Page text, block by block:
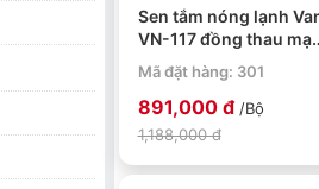
Sen tắm nóng lạnh
VN-117 đồng thau mạ
crome
Mã đặt hàng: 301
891,000 đ /Bộ
1,188,000 đ